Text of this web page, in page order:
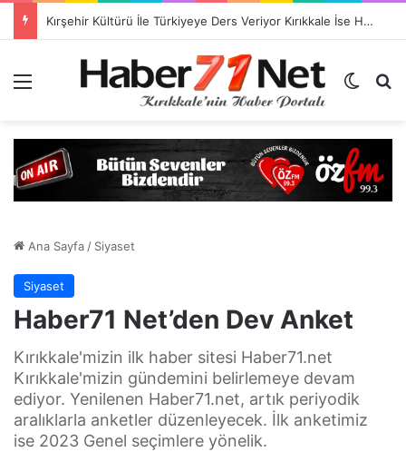
Kırşehir Kültürü İle Türkiyeye Ders Veriyor Kırıkkale İse Hala Seyrediyor !!!
Dış
Ana Sayfa/ Siyaset
Siyaset
Haber71 Net’den Dev Anket
Kırıkkale'mizin ilk haber sitesi Haber71.net
Kırıkkale'mizin gündemini belirlemeye devam
ediyor. Yenilenen Haber71.net, artık periyodik
aralıklarla anketler düzenleyecek. İlk anketimiz
ise 2023 Genel seçimlere yönelik.